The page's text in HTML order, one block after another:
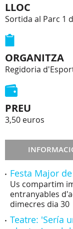
LLOC
Sortida al Parc 1
ORGANITZA
Regidoria
PREU
3,50 euros
Festa Major
Us compartim
entranyables
dimecres dia 30
Teatre: 'Sería